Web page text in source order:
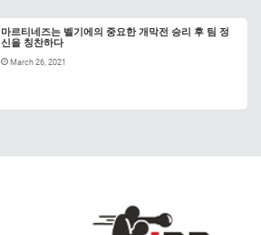
마르티네즈는 벨기에의 중요한 개막전 승리 후 팀 정
신을 칭찬하다
March 26, 2021